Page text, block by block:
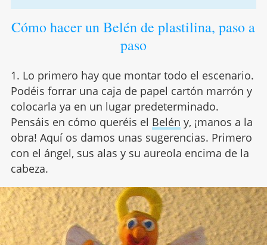
Cómo hacer un Belén de plastilina, paso a
paso
1. Lo primero hay que montar todo el escenario.
Podéis forrar una caja de papel cartón marrón y
colocarla ya en un lugar predeterminado.
Pensáis en cómo queréis el Belén y, ¡manos a la
obra! Aquí os damos unas sugerencias. Primero
con el ángel, sus alas y su aureola encima de la
cabeza.